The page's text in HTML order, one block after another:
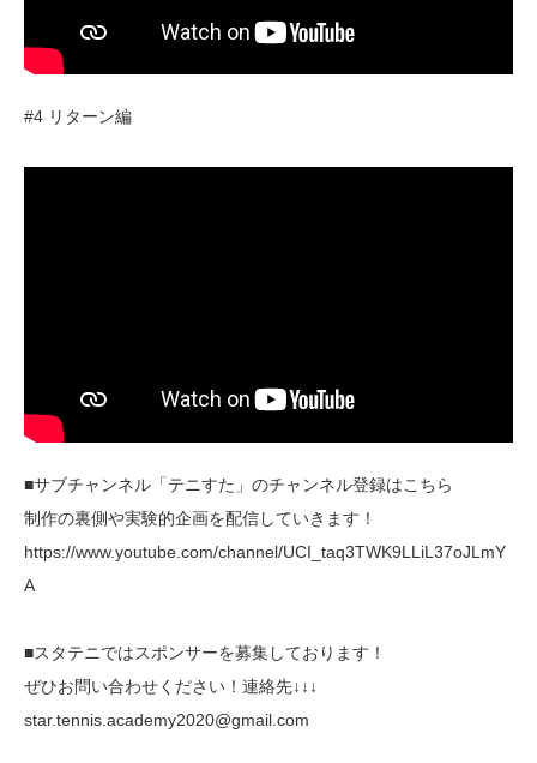
#4 リターン編
■サブチャンネル「テニすた」のチャンネル登録はこちら
制作の裏側や実験的企画を配信していきます！
https://www.youtube.com/channel/UCI_taq3TWK9LLiL37oJLmY
A
■スタテニではスポンサーを募集しております！
ぜひお問い合わせください！連絡先↓↓↓
star.tennis.academy2020@gmail.com